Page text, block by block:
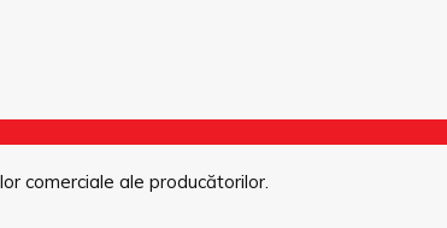
comerciale ale producătorilor.